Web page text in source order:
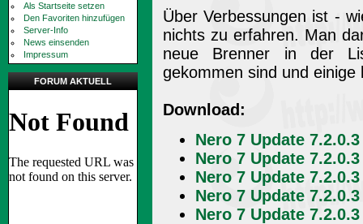
Als Startseite setzen
Den Favoriten hinzufügen
Server-Info
News einsenden
Impressum
FORUM AKTUELL
Über Verbessungen ist -
nichts zu erfahren. Man
neue Brenner in der
gekommen sind und
Download:
Nero 7 Update
Nero 7 Update
Nero 7 Update
Nero 7 Update
Nero 7 Update